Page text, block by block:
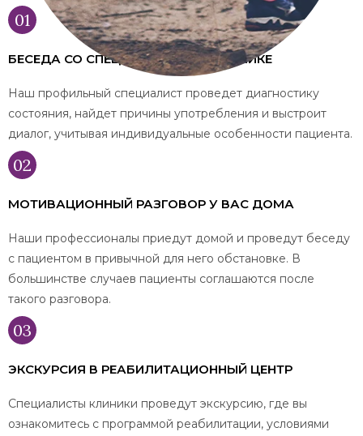
БЕСЕДА СО СПЕЦИАЛИСТОМ В КЛИНИКЕ
Наш профильный специалист проведет диагностику
состояния, найдет причины употребления и выстроит
диалог, учитывая индивидуальные особенности пациента.
МОТИВАЦИОННЫЙ РАЗГОВОР У ВАС ДОМА
Наши профессионалы приедут домой и проведут беседу
с пациентом в привычной для него обстановке. В
большинстве случаев пациенты соглашаются после
такого разговора.
ЭКСКУРСИЯ В РЕАБИЛИТАЦИОННЫЙ ЦЕНТР
Специалисты клиники проведут экскурсию, где вы
ознакомитесь с программой реабилитации, условиями